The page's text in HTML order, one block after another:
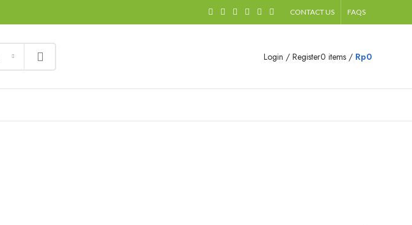
CONTACT US FAQS
Login / Register0 items / Rp0